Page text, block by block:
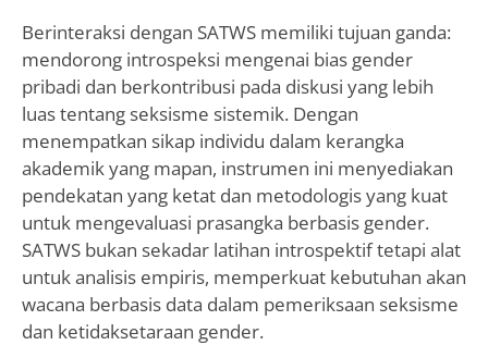
Berinteraksi dengan SATWS memiliki tujuan ganda:
mendorong introspeksi mengenai bias gender
pribadi dan berkontribusi pada diskusi yang lebih
luas tentang seksisme sistemik. Dengan
menempatkan sikap individu dalam kerangka
akademik yang mapan, instrumen ini menyediakan
pendekatan yang ketat dan metodologis yang kuat
untuk mengevaluasi prasangka berbasis gender.
SATWS bukan sekadar latihan introspektif tetapi alat
untuk analisis empiris, memperkuat kebutuhan akan
wacana berbasis data dalam pemeriksaan seksisme
dan ketidaksetaraan gender.